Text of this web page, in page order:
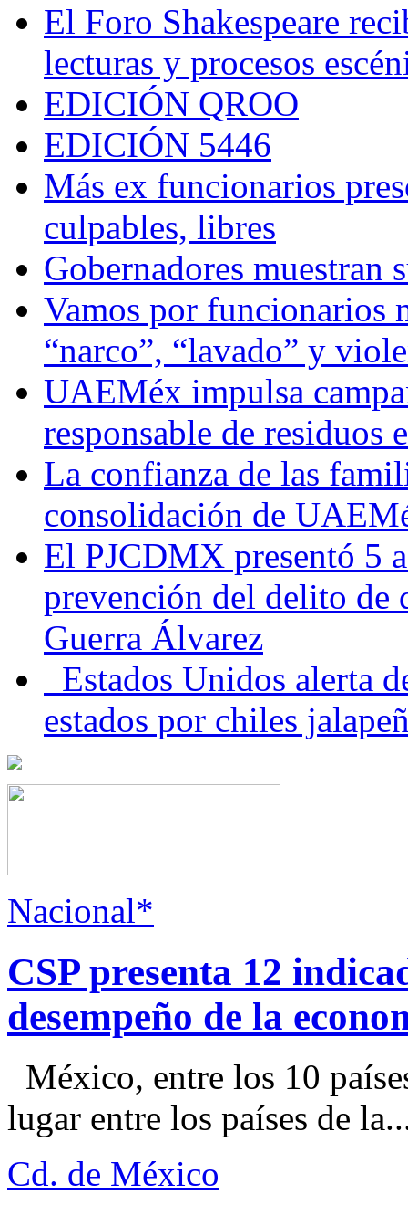
El Foro Shakespeare
lecturas y procesos
EDICIÓN QROO
EDICIÓN 5446
Más ex funcionarios
culpables, libres
Gobernadores muestran
Vamos por funcionarios
“narco”, “lavado” y
UAEMéx impulsa
responsable de residuos
La confianza de las
consolidación de
El PJCDMX presentó 5
prevención del delito de
Guerra Álvarez
Estados Unidos alerta
estados por chiles
Nacional*
CSP presenta 12
desempeño de la
México, entre los 10
lugar entre los países de
Cd. de México